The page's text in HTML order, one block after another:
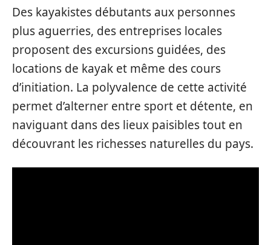
Des kayakistes débutants aux personnes
plus aguerries, des entreprises locales
proposent des excursions guidées, des
locations de kayak et même des cours
d’initiation. La polyvalence de cette activité
permet d’alterner entre sport et détente, en
naviguant dans des lieux paisibles tout en
découvrant les richesses naturelles du pays.